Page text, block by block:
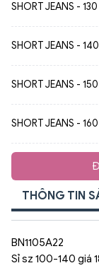
SHORT JEANS - 130
SHORT JEANS - 140
SHORT JEANS - 150
SHORT JEANS - 160
THÔNG TIN
BN1105A22
Sỉ sz 100-140 giá